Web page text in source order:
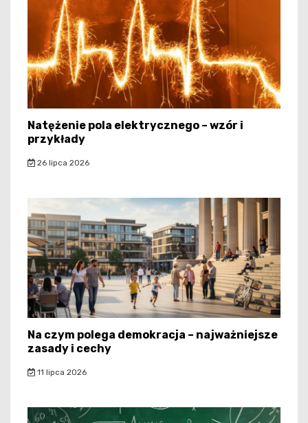
Natężenie pola elektrycznego – wzór i
przykłady
26 lipca 2026
Na czym polega demokracja – najważniejsze
zasady i cechy
11 lipca 2026